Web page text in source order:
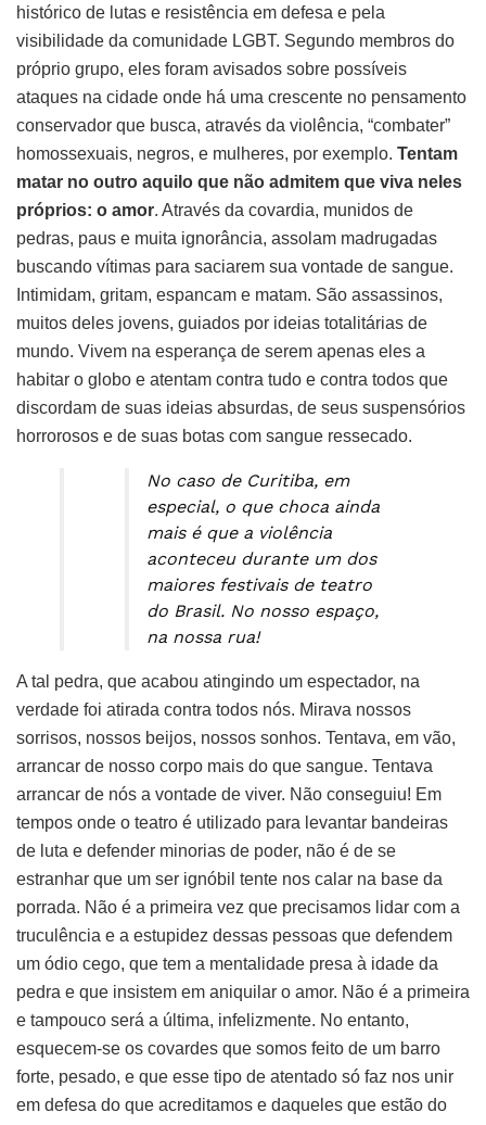
histórico de lutas e resistência em defesa e pela
visibilidade da comunidade LGBT. Segundo membros do
próprio grupo, eles foram avisados sobre possíveis
ataques na cidade onde há uma crescente no pensamento
conservador que busca, através da violência, “combater”
homossexuais, negros, e mulheres, por exemplo. Tentam
matar no outro aquilo que não admitem que viva neles
próprios: o amor. Através da covardia, munidos de
pedras, paus e muita ignorância, assolam madrugadas
buscando vítimas para saciarem sua vontade de sangue.
Intimidam, gritam, espancam e matam. São assassinos,
muitos deles jovens, guiados por ideias totalitárias de
mundo. Vivem na esperança de serem apenas eles a
habitar o globo e atentam contra tudo e contra todos que
discordam de suas ideias absurdas, de seus suspensórios
horrorosos e de suas botas com sangue ressecado.
No caso de Curitiba, em
especial, o que choca ainda
mais é que a violência
aconteceu durante um dos
maiores festivais de teatro
do Brasil. No nosso espaço,
na nossa rua!
A tal pedra, que acabou atingindo um espectador, na
verdade foi atirada contra todos nós. Mirava nossos
sorrisos, nossos beijos, nossos sonhos. Tentava, em vão,
arrancar de nosso corpo mais do que sangue. Tentava
arrancar de nós a vontade de viver. Não conseguiu! Em
tempos onde o teatro é utilizado para levantar bandeiras
de luta e defender minorias de poder, não é de se
estranhar que um ser ignóbil tente nos calar na base da
porrada. Não é a primeira vez que precisamos lidar com a
truculência e a estupidez dessas pessoas que defendem
um ódio cego, que tem a mentalidade presa à idade da
pedra e que insistem em aniquilar o amor. Não é a primeira
e tampouco será a última, infelizmente. No entanto,
esquecem-se os covardes que somos feito de um barro
forte, pesado, e que esse tipo de atentado só faz nos unir
em defesa do que acreditamos e daqueles que estão do